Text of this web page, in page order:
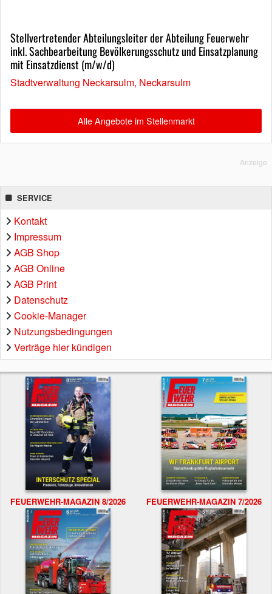
Stellvertretender Abteilungsleiter der Abteilung Feuerwehr
inkl. Sachbearbeitung Bevölkerungsschutz und Einsatzplanung
mit Einsatzdienst (m/w/d)
Stadtverwaltung Neckarsulm, Neckarsulm
Alle Angebote im Stellenmarkt
Anzeige
SERVICE
Kontakt
Impressum
AGB Shop
AGB Online
AGB Print
Datenschutz
Cookie-Manager
Nutzungsbedingungen
Verträge hier kündigen
FEUERWEHR-MAGAZIN 8/2026 FEUERWEHR-MAGAZIN 7/2026